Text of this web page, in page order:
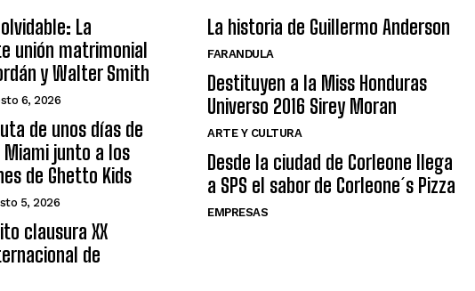
La
unión matrimonial
y Walter Smith
6, 2026
de unos días de
Miami junto a los
de Ghetto Kids
5, 2026
clausura XX
de
La historia de Guillermo Anderson
FARANDULA
Destituyen a la Miss Honduras
Universo 2016 Sirey Moran
ARTE Y CULTURA
Desde la ciudad de Corleone llega
a SPS el sabor de Corleone´s Pizza
EMPRESAS